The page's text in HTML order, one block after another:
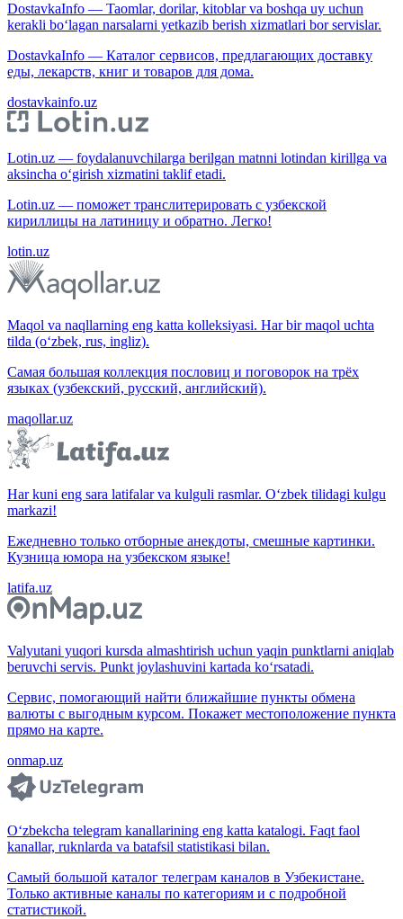
DostavkaInfo — Taomlar, dorilar, kitoblar va boshqa uy uchun
kerakli bo‘lagan narsalarni yetkazib berish xizmatlari bor servislar.
DostavkaInfo — Каталог сервисов, предлагающих доставку
еды, лекарств, книг и товаров для дома.
dostavkainfo.uz
Lotin.uz — foydalanuvchilarga berilgan matnni lotindan kirillga va
aksincha o‘girish xizmatini taklif etadi.
Lotin.uz — поможет транслитерировать с узбекской
кириллицы на латиницу и обратно. Легко!
lotin.uz
Maqol va naqllarning eng katta kolleksiyasi. Har bir maqol uchta
tilda (o‘zbek, rus, ingliz).
Самая большая коллекция пословиц и поговорок на трёх
языках (узбекский, русский, английский).
maqollar.uz
Har kuni eng sara latifalar va kulguli rasmlar. O‘zbek tilidagi kulgu
markazi!
Ежедневно только отборные анекдоты, смешные картинки.
Кузница юмора на узбекском языке!
latifa.uz
Valyutani yuqori kursda almashtirish uchun yaqin punktlarni aniqlab
beruvchi servis. Punkt joylashuvini kartada ko‘rsatadi.
Сервис, помогающий найти ближайшие пункты обмена
валюты с выгодным курсом. Покажет местоположение пункта
прямо на карте.
onmap.uz
O‘zbekcha telegram kanallarining eng katta katalogi. Faqt faol
kanallar, ruknlarda va batafsil statistikasi bilan.
Самый большой каталог телеграм каналов в Узбекистане.
Только активные каналы по категориям и с подробной
статистикой.